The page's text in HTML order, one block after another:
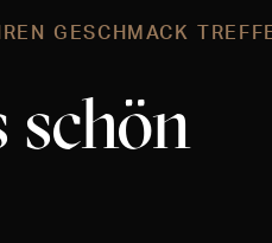
GESCHMACK
schön